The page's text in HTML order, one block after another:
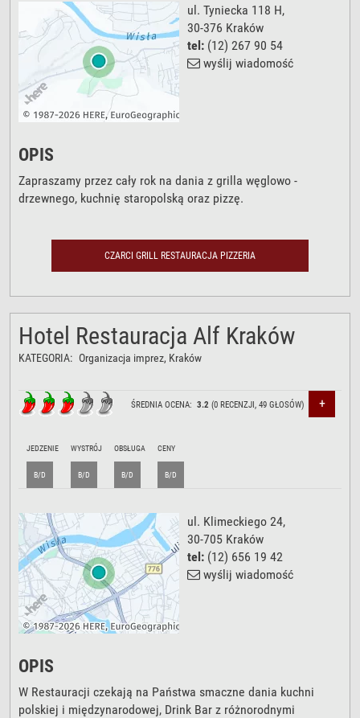
ul. Tyniecka 118 H,
30-376 Kraków
tel: (12) 267 90 54
wyślij wiadomość
OPIS
Zapraszamy przez cały rok na dania z grilla węglowo -
drzewnego, kuchnię staropolską oraz pizzę.
CZARCI GRILL RESTAURACJA PIZZERIA
Hotel Restauracja Alf Kraków
KATEGORIA: Organizacja imprez, Kraków
ŚREDNIA OCENA:3.2 (0 RECENZJI,49 GŁOSÓW) +
JEDZENIE
B/D
WYSTRÓJ
B/D
OBSŁUGA
B/D
CENY
B/D
ul. Klimeckiego 24,
30-705 Kraków
tel: (12) 656 19 42
wyślij wiadomość
OPIS
W Restauracji czekają na Państwa smaczne dania kuchni
polskiej i międzynarodowej, Drink Bar z różnorodnymi